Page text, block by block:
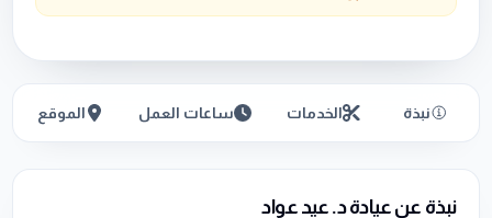
نبذة الخدمات ساعات العمل الموقع
نبذة عن عيادة د. عيد عواد